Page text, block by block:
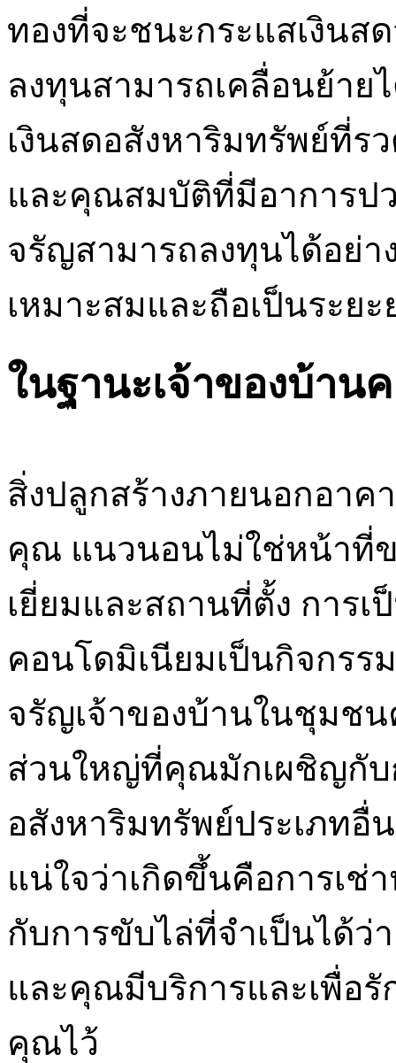
ทองที่จะชนะกระแสเงินส
ลงทุนสามารถเคลื่อนย้า
เงินสดอสังหาริมทรัพย์ที่ร
และคุณสมบัติที่มีอาการป
จรัญสามารถลงทุนได้อย่า
เหมาะสมและถือเป็นระยะ
ในฐานะเจ้าของบ้า
สิ่งปลูกสร้างภายนอกอาค
คุณ แนวนอนไม่ใช่หน้าที่
เยี่ยมและสถานที่ตั้ง การ
คอนโดมิเนียมเป็นกิจกร
จรัญเจ้าของบ้านในชุมช
ส่วนใหญ่ที่คุณมักเผชิญกับ
อสังหาริมทรัพย์ประเภทอื่
แน่ใจว่าเกิดขึ้นคือการเช่
กับการขับไล่ที่จำเป็นได้ว่
และคุณมีบริการและเพื่อ
คุณไว้